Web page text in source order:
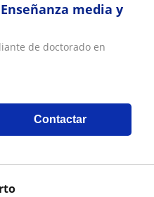
media y
de doctorado en
Contactar